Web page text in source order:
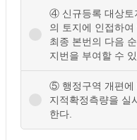
④ 신규등록 대상토
의 토지에 인접하
최종 본번의 다음
지번을 부여할 수 있
⑤ 행정구역 개편에
지적확정측량을 실
한다.